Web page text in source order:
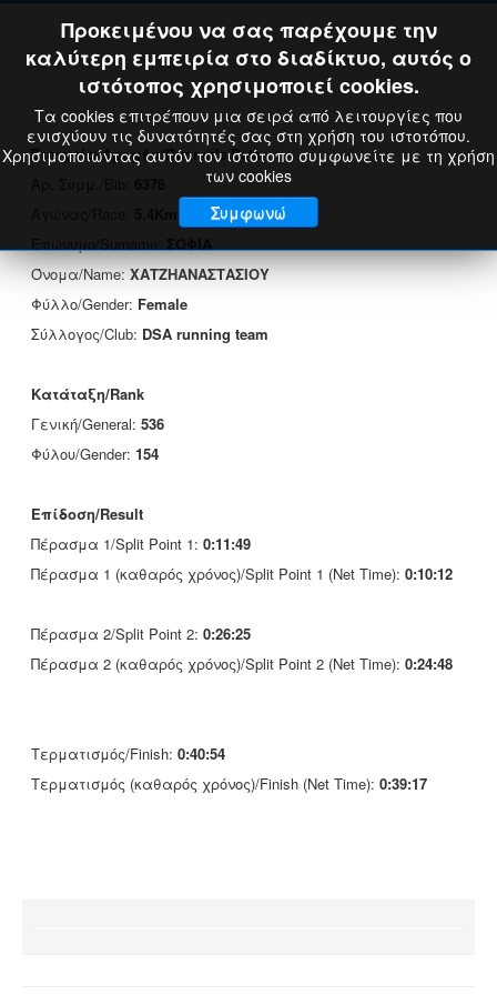
Στοιχεία Δρομέα/Runner's Data
Όνομα/Name:ΧΑΤΖΗΑΝΑΣΤΑΣΙΟΥ
Φύλλο/Gender: Female
Σύλλογος/Club: DSA running team
Κατάταξη/Rank
Γενική/General: 536
Φύλου/Gender: 154
Επίδοση/Result
Πέρασμα 1/Split Point 1: 0:11:49
Πέρασμα 1 (καθαρός χρόνος)/Split Point 1 (Net Time): 0:10:12
Πέρασμα 2/Split Point 2: 0:26:25
Πέρασμα 2 (καθαρός χρόνος)/Split Point 2 (Net Time): 0:24:48
Τερματισμός/Finish: 0:40:54
Τερματισμός (καθαρός χρόνος)/Finish (Net Time): 0:39:17
Προκειμένου να σας παρέχουμε την
καλύτερη εμπειρία στο διαδίκτυο, αυτός ο
ιστότοπος χρησιμοποιεί cookies.
Τα cookies επιτρέπουν μια σειρά από λειτουργίες που
ενισχύουν τις δυνατότητές σας στη χρήση του ιστοτόπου.
Χρησιμοποιώντας αυτόν τον ιστότοπο συμφωνείτε με τη χρήση
των cookies
Συμφωνώ